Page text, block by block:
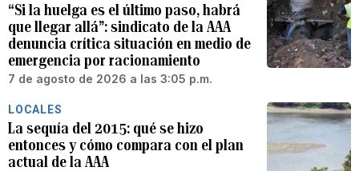
“Si la huelga es el último paso, habrá
que llegar allá”: sindicato de la AAA
denuncia crítica situación en medio de
emergencia por racionamiento
7 de agosto de 2026 a las 3:05 p.m.
LOCALES
La sequía del 2015: qué se hizo
entonces y cómo compara con el plan
actual de la AAA